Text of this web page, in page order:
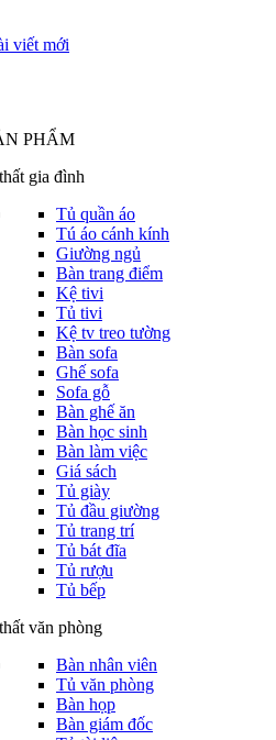
viết mới
PHẨM
gia đình
Tủ quần áo
Tú áo cánh kính
Giường ngủ
Bàn trang điểm
Kệ tivi
Tủ tivi
Kệ tv treo tường
Bàn sofa
Ghế sofa
Sofa gỗ
Bàn ghế ăn
Bàn học sinh
Bàn làm việc
Giá sách
Tủ giày
Tủ đầu giường
Tủ trang trí
Tủ bát đĩa
Tủ rượu
Tủ bếp
văn phòng
Bàn nhân viên
Tủ văn phòng
Bàn họp
Bàn giám đốc